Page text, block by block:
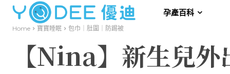
孕產百科
Home 寶寶睡眠 包巾｜肚圍｜防踢被
【Nina】新生兒